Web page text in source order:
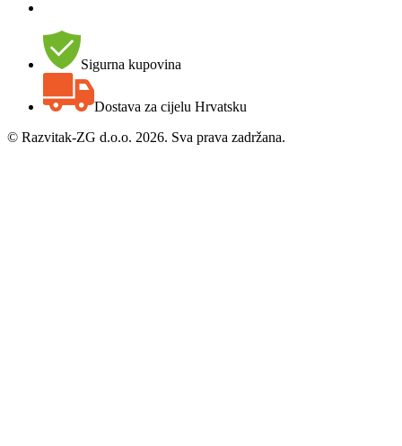
Sigurna kupovina
Dostava za cijelu Hrvatsku
© Razvitak-ZG d.o.o. 2026. Sva prava zadržana.